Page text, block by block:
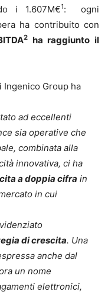
i 1.607M€1: ogni
ha contribuito con
2 ha raggiunto il
Ingenico Group ha
ad eccellenti
sia operative che
combinata alla
innovativa, ci ha
a doppia cifra in
in cui
di crescita. Una
anche dal
un nome
elettronici,